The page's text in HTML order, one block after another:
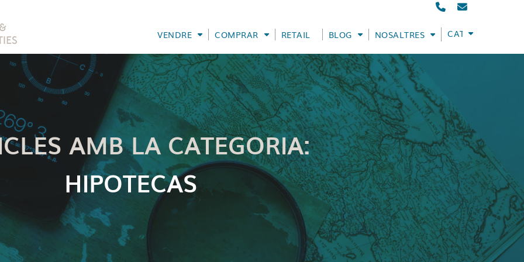
VENDRE COMPRAR RETAIL BLOG NOSALTRES CATALÀ
AMB LA CATEGORIA:
HIPOTECAS